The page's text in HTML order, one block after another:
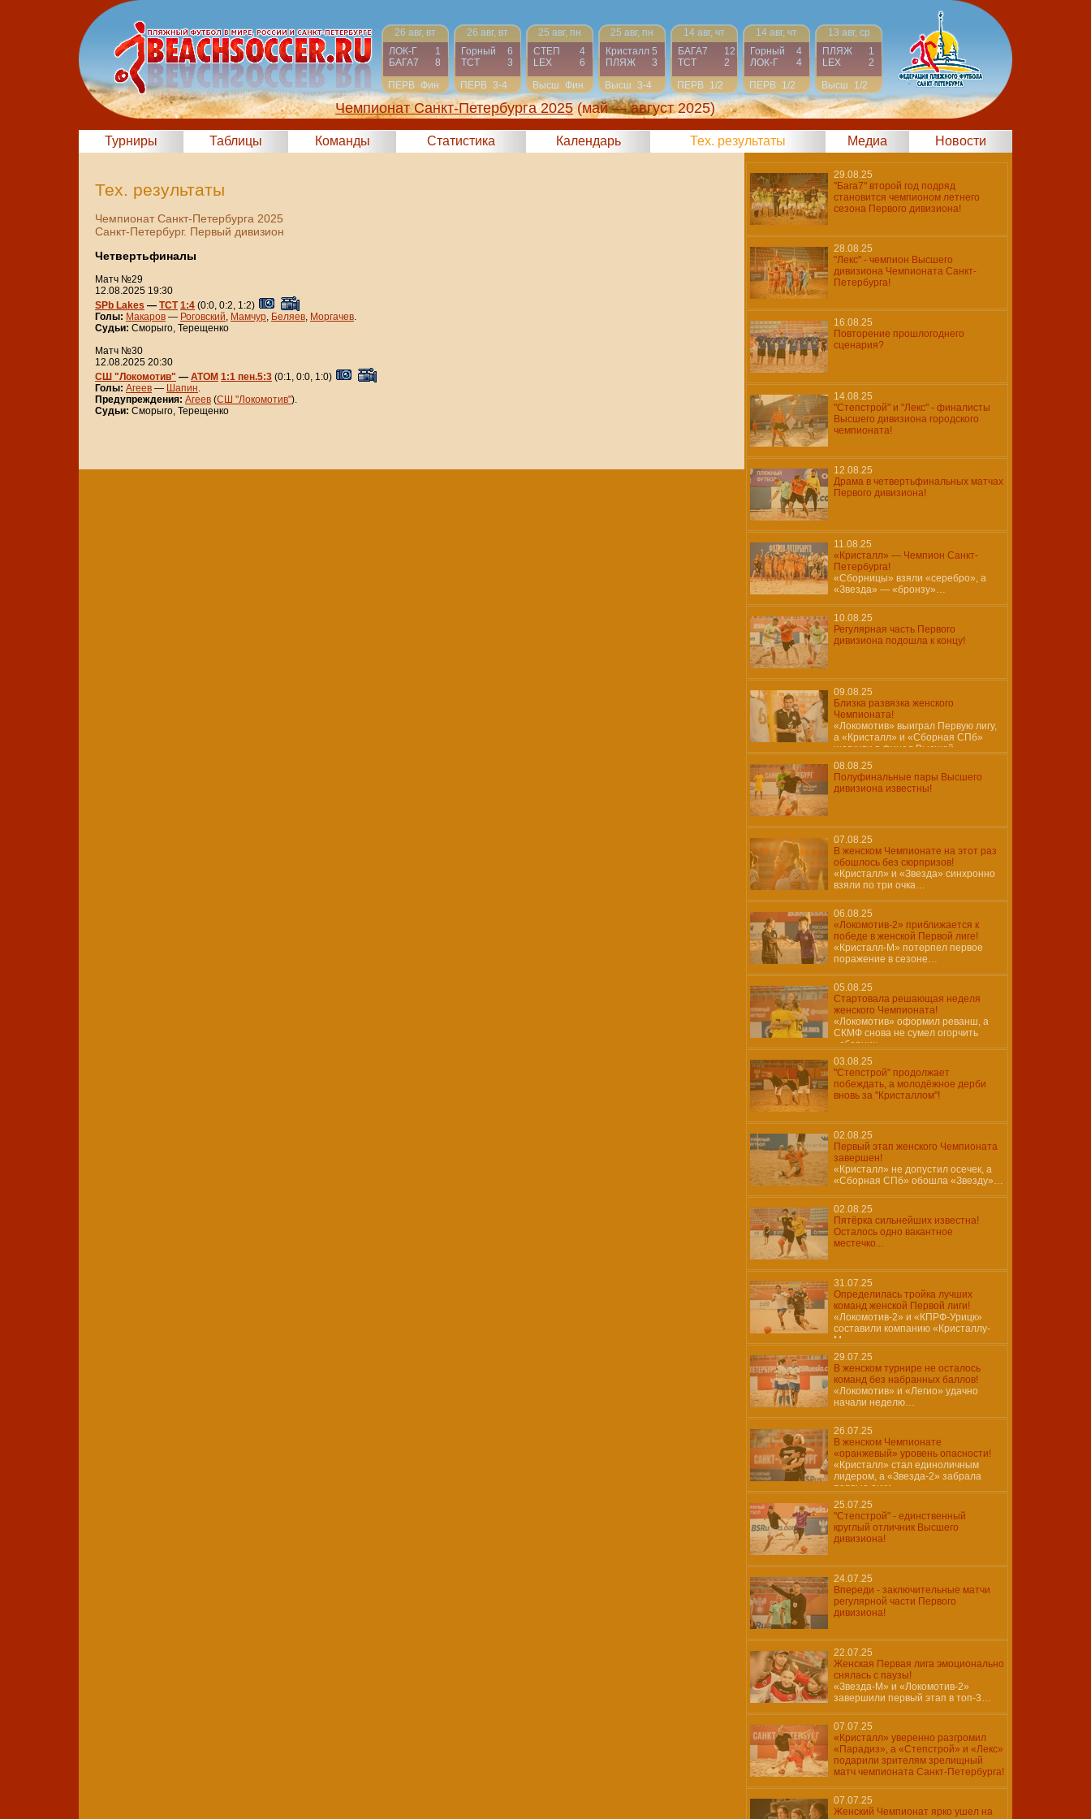
26 авг, вт
ЛОК-Г
1
БАГА7
8
ПЕРВ Фин
26 авг, вт
Горный
6
ТСТ
3
ПЕРВ 3-4
25 авг, пн
СТЕП
4
LEX
6
Высш Фин
25 авг, пн
Кристалл 5
ПЛЯЖ
3
Высш 3-4
14 авг, чт
БАГА7
12
ТСТ
2
ПЕРВ
1/2
14 авг, чт
Горный
4
ЛОК-Г
4
ПЕРВ
1/2
13 авг, ср
ПЛЯЖ
1
LEX
2
Высш
1/2
Чемпионат Санкт-Петербурга 2025 (май — август 2025)
Турниры Таблицы Команды Статистика Календарь Тех. результаты Медиа Новости
Тех. результаты
Чемпионат Санкт-Петербурга 2025
Санкт-Петербург. Первый дивизион
Четвертьфиналы
Матч №29
12.08.2025 19:30
SPb Lakes — ТСТ 1:4 (0:0, 0:2, 1:2)
Голы: Макаров — Роговский, Мамчур, Беляев, Моргачев.
Судьи: Сморыго, Терещенко
Матч №30
12.08.2025 20:30
СШ "Локомотив" — АТОМ 1:1 пен.5:3 (0:1, 0:0, 1:0)
Голы: Агеев — Шапин.
Предупреждения: Агеев (СШ "Локомотив").
Судьи: Сморыго, Терещенко
29.08.25
"Бага7" второй год подряд
становится чемпионом летнего
сезона Первого дивизиона!
28.08.25
"Лекс" - чемпион Высшего
дивизиона Чемпионата Санкт-
Петербурга!
16.08.25
Повторение прошлогоднего
сценария?
14.08.25
"Степстрой" и "Лекс" - финалисты
Высшего дивизиона городского
чемпионата!
12.08.25
Драма в четвертьфинальных матчах
Первого дивизиона!
11.08.25
«Кристалл» — Чемпион Санкт-
Петербурга!
«Сборницы» взяли «серебро», а
«Звезда» — «бронзу»…
10.08.25
Регулярная часть Первого
дивизиона подошла к концу!
09.08.25
Близка развязка женского
Чемпионата!
«Локомотив» выиграл Первую лигу,
а «Кристалл» и «Сборная СПб»
шагнули в финал Высшей
08.08.25
Полуфинальные пары Высшего
дивизиона известны!
07.08.25
В женском Чемпионате на этот раз
обошлось без сюрпризов!
«Кристалл» и «Звезда» синхронно
взяли по три очка…
06.08.25
«Локомотив-2» приближается к
победе в женской Первой лиге!
«Кристалл-М» потерпел первое
поражение в сезоне…
05.08.25
Стартовала решающая неделя
женского Чемпионата!
«Локомотив» оформил реванш, а
СКМФ снова не сумел огорчить
«сборниц»…
03.08.25
"Степстрой" продолжает
побеждать, а молодёжное дерби
вновь за "Кристаллом"!
02.08.25
Первый этап женского Чемпионата
завершен!
«Кристалл» не допустил осечек, а
«Сборная СПб» обошла «Звезду»…
02.08.25
Пятёрка сильнейших известна!
Осталось одно вакантное
местечко...
31.07.25
Определилась тройка лучших
команд женской Первой лиги!
«Локомотив-2» и «КПРФ-Урицк»
составили компанию «Кристаллу-
М»…
29.07.25
В женском турнире не осталось
команд без набранных баллов!
«Локомотив» и «Легио» удачно
начали неделю…
26.07.25
В женском Чемпионате
«оранжевый» уровень опасности!
«Кристалл» стал единоличным
лидером, а «Звезда-2» забрала
первые очки
25.07.25
"Степстрой" - единственный
круглый отличник Высшего
дивизиона!
24.07.25
Впереди - заключительные матчи
регулярной части Первого
дивизиона!
22.07.25
Женская Первая лига эмоционально
снялась с паузы!
«Звезда-М» и «Локомотив-2»
завершили первый этап в топ-3…
07.07.25
«Кристалл» уверенно разгромил
«Парадиз», а «Степстрой» и «Лекс»
подарили зрителям зрелищный
матч чемпионата Санкт-Петербурга!
07.07.25
Женский Чемпионат ярко ушел на